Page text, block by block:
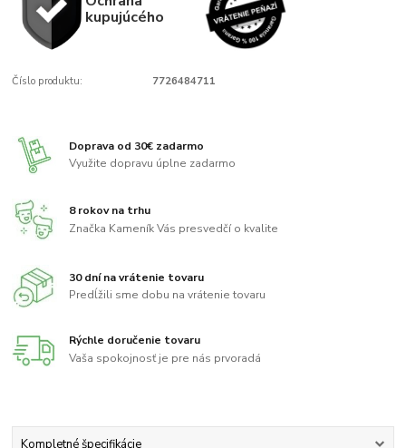
kupujúcého
Číslo produktu: 7726484711
Doprava od 30€ zadarmo
Využite dopravu úplne zadarmo
8 rokov na trhu
Značka Kameník Vás presvedčí o kvalite
30 dní na vrátenie tovaru
Predĺžili sme dobu na vrátenie tovaru
Rýchle doručenie tovaru
Vaša spokojnosť je pre nás prvoradá
Kompletné špecifikácie